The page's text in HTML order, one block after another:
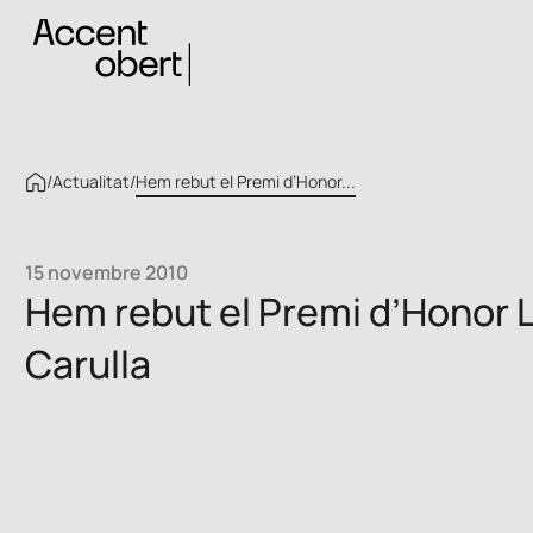
/Actualitat/Hem rebut el Premi d’Honor...
15 novembre 2010
Hem rebut el Premi d’Honor
Carulla